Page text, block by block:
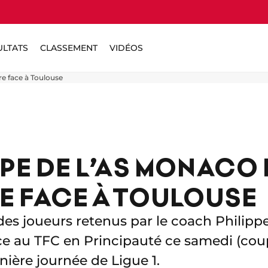
CLASSEMENT VIDÉOS
face à Toulouse
DE L’AS MONACO
FACE À TOULOUSE
joueurs retenus par le coach
au TFC en Principauté ce samedi
journée de Ligue 1.